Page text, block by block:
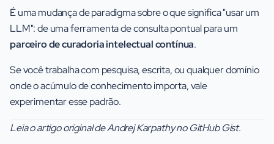
É uma mudança de paradigma sobre o que significa "usar um
LLM": de uma ferramenta de consulta pontual para um
parceiro de curadoria intelectual contínua.
Se você trabalha com pesquisa, escrita, ou qualquer domínio
onde o acúmulo de conhecimento importa, vale
experimentar esse padrão.
Leia o artigo original de Andrej Karpathy no GitHub Gist.